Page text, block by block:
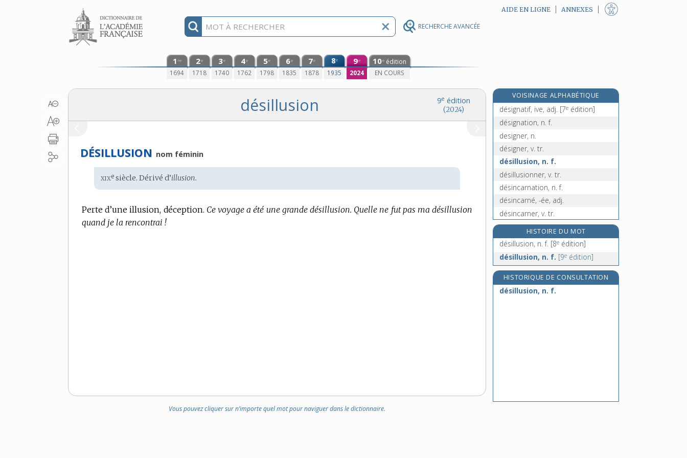
RECHERCHE AVANCÉE
Aller au contenu AIDE EN LIGNE ANNEXES
1 re
1694
2e
1718
3e
1740
4e
1762
5e
1798
6e
1835
7e
1878
8e
1935
9e
2024
10e édition
EN COURS
9e édition
(2024)
désillusion
DÉSILLUSION nom féminin
Étymologie
:
xixe siècle. Dérivé d’illusion.
Perte d’une illusion, déception. Ce voyage a été une grande désillusion. Quelle ne fut pas ma désillusion
quand je la rencontrai !
Vous pouvez cliquer sur n’importe quel mot pour naviguer dans le dictionnaire.
VOISINAGE ALPHABÉTIQUE
design, n. m.
désignatif, ive, adj. [7e édition]
désignation, n. f.
designer, n.
désigner, v. tr.
désillusion, n. f.
désillusionner, v. tr.
désincarnation, n. f.
désincarné, -ée, adj.
désincarner, v. tr.
désincorporer, v. tr.
désincrustant, -ante, adj.
désincrustation, n. f.
désincruster, v. tr.
désindexer, v. tr.
HISTOIRE DU MOT
désillusion, n. f. [8e édition]
désillusion, n. f. [9e édition]
HISTORIQUE DE CONSULTATION
désillusion, n. f.